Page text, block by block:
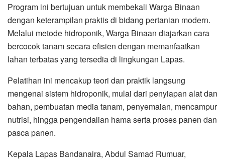
Program ini bertujuan untuk membekali Warga Binaan
dengan keterampilan praktis di bidang pertanian modern.
Melalui metode hidroponik, Warga Binaan diajarkan cara
bercocok tanam secara efisien dengan memanfaatkan
lahan terbatas yang tersedia di lingkungan Lapas.
‎Pelatihan ini mencakup teori dan praktik langsung
mengenai sistem hidroponik, mulai dari penyiapan alat dan
bahan, pembuatan media tanam, penyemaian, mencampur
nutrisi, hingga pengendalian hama serta proses panen dan
pasca panen.
‎Kepala Lapas Bandanaira, Abdul Samad Rumuar,